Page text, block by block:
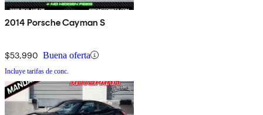
2014 Porsche Cayman S
$53,990 Buena oferta
Incluye tarifas de conc.